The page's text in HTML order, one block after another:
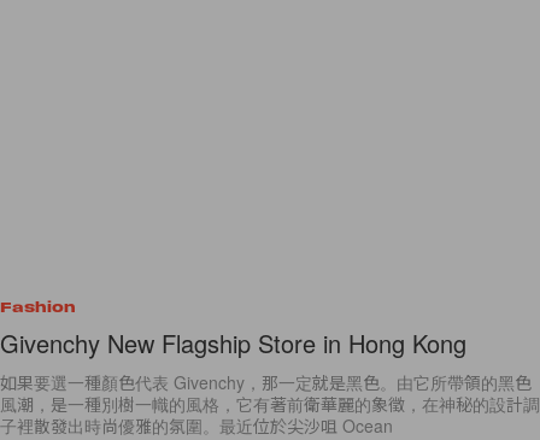
Fashion
Givenchy New Flagship Store in Hong Kong
如果要選一種顏色代表 Givenchy，那一定就是黑色。由它所帶領的黑色
風潮，是一種別樹一幟的風格，它有著前衛華麗的象徵，在神秘的設計調
子裡散發出時尚優雅的氛圍。最近位於尖沙咀 Ocean